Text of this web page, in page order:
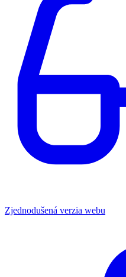
Zjednodušená verzia webu